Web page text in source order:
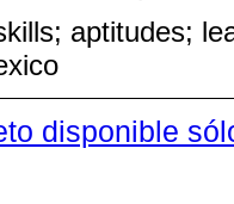
aptitudes;
disponible